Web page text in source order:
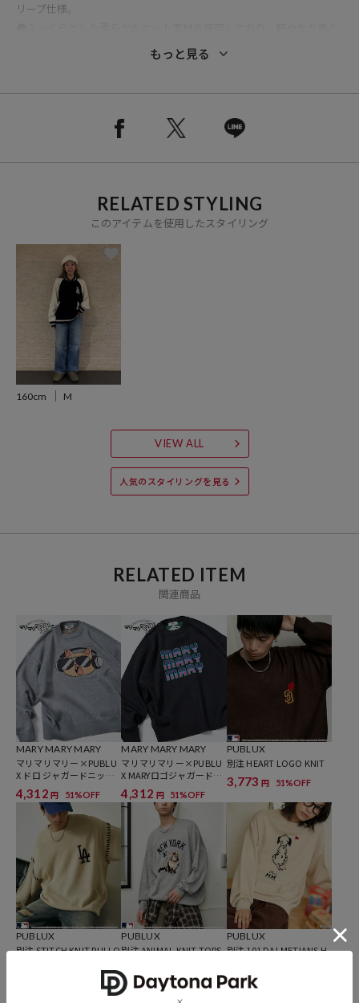
リーブ仕様。
地で季節の変わり目にぴったりです。
その他25FW別注MLBシリーズはこちらから！
ら！
ワイドパンツやデニムと合わせて、王道のアメカジスタイルに。
スラックスやきれいめなパンツと合わせれば、スタジャンのカジュア
ルさを抑えた大人な着こなしも楽しめます。
パーカーやスウェット、シャツなど、様々なインナーと合わせやすい
万能なアイテムです。
※掲載画像の商品の色味は、屋外や屋内の光の照射や角度により実物
と色味が異なる場合がございます。また表示のサイズ感と実物は若干
異なる場合もございますので、予めご了承ください。
※着用、お取り扱いの際は、商品についている品質表示とアテンショ
▼PUBLUXの新作アイテムはこちら：新作商品一覧
9,999円（2025年8月25日時点）
行予約・先行割引は含まれません）開始時点の価格です。
【PUBLUX/パブリュクス】
その瞬間を大切に、なりたい自分になれたら。
いま着たいリアルクローズを自由な感性で提案する、
ジェンダーレスなストリートブランドです。
もっと見る
RELATED STYLING
このアイテムを使用したスタイリング
160cm M
VIEW ALL
人気のスタイリングを見る
RELATED ITEM
関連商品
MARY MARY MARY
マリマリマリー×PUBLU
X ドロ ジャガードニット
【限定展開】
4,312 円 51%OFF
MARY MARY MARY
マリマリマリー×PUBLU
X MARYロゴジャガードニ
ット【限定展開】
4,312 円 51%OFF
PUBLUX
別注 HEART LOGO KNIT
3,773 円 51%OFF
PUBLUX
別注 STITCH KNIT PULLO
PUBLUX
別注 ANIMAL KNIT TOPS
4,717
PUBLUX
別注 101 DALMETIANS H
4,826